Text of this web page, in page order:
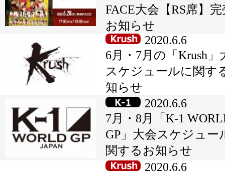
FACE大会【RS席】
お知らせ
2020.6.6
6月・7月の「Krush」
スケジュールに関す
知らせ
2020.6.6
7月・8月「K-1
GP」大会スケジュー
関するお知らせ
2020.6.6